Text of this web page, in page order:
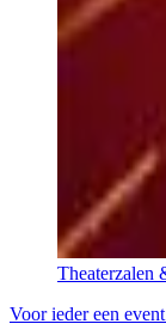
Theaterzalen
Voor ieder een